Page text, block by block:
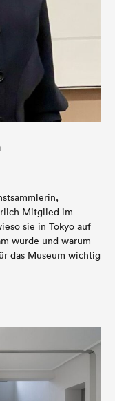
Mitglied im
sie in Tokyo auf
wurde und warum
das Museum wichtig